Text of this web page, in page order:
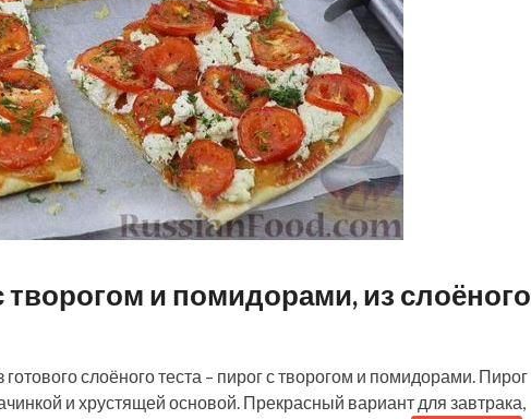
и помидорами, из слоёного
слоёного теста – пирог с творогом и помидорами. Пирог
и хрустящей основой. Прекрасный вариант для завтрака,